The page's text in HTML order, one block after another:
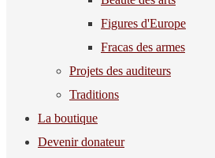
Figures d'Europe
Fracas des armes
Projets des auditeurs
Traditions
La boutique
Devenir donateur